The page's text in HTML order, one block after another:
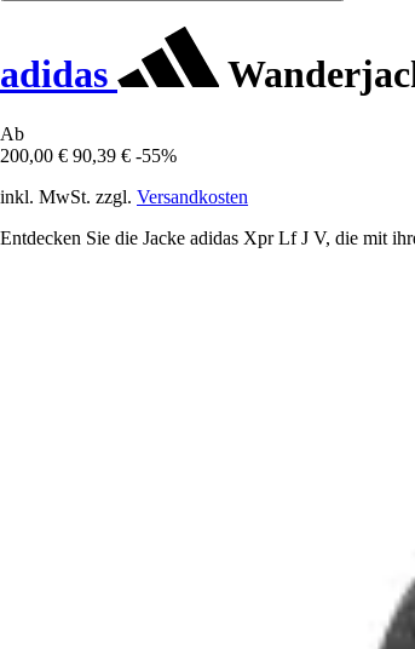
adidas
Ab
200,00 € 90,39 € -55%
inkl. MwSt. zzgl. Versandkosten
Entdecken Sie die Jacke adidas Xpr Lf J V, die mit